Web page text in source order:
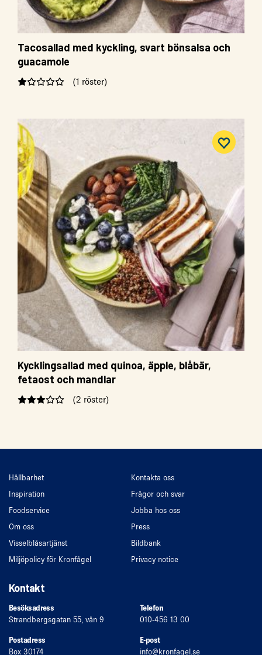
Tacosallad med kyckling, svart bönsalsa och
guacamole
(1 röster)
Kycklingsallad med quinoa, äpple, blåbär,
fetaost och mandlar
(2 röster)
Hållbarhet
Inspiration
Foodservice
Om oss
Visselblåsartjänst
Miljöpolicy för Kronfågel
Kontakta oss
Frågor och svar
Jobba hos oss
Press
Bildbank
Privacy notice
Kontakt
Besöksadress
Strandbergsgatan 55, vån 9
Telefon
010-456 13 00
Postadress
Box 30174
E-post
info@kronfagel.se